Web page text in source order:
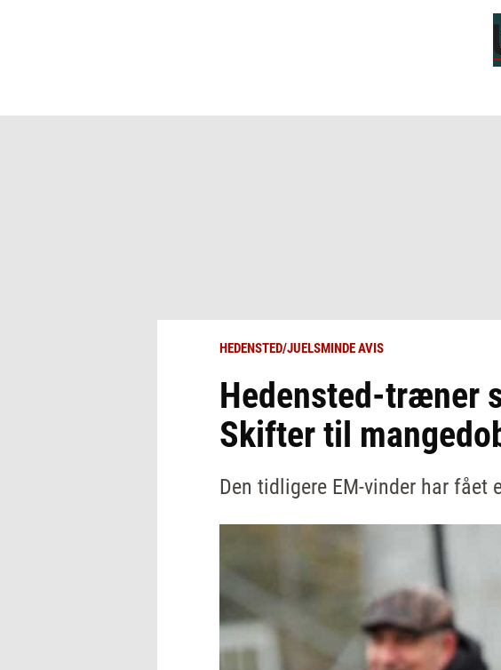
HEDENSTED/JUELSMINDE AVIS
Hedensted-træner
Skifter til
Den tidligere EM-vinder har